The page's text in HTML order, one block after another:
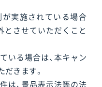
実施されている場合
とさせていただくこと
いる場合は、本キャン
きます。
は、景品表示法等の法